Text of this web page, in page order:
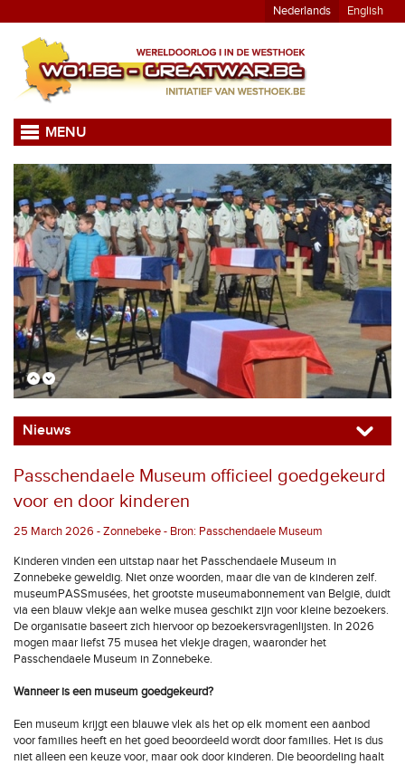
Nederlands English
MENU
Nieuws
Passchendaele Museum officieel goedgekeurd
voor en door kinderen
25 March 2026 - Zonnebeke - Bron: Passchendaele Museum
Kinderen vinden een uitstap naar het Passchendaele Museum in
Zonnebeke geweldig. Niet onze woorden, maar die van de kinderen zelf.
museumPASSmusées, het grootste museumabonnement van België, duidt
via een blauw vlekje aan welke musea geschikt zijn voor kleine bezoekers.
De organisatie baseert zich hiervoor op bezoekersvragenlijsten. In 2026
mogen maar liefst 75 musea het vlekje dragen, waaronder het
Passchendaele Museum in Zonnebeke.
Wanneer is een museum goedgekeurd?
Een museum krijgt een blauwe vlek als het op elk moment een aanbod
voor families heeft en het goed beoordeeld wordt door families. Het is dus
niet alleen een keuze voor, maar ook door kinderen. Die beoordeling haalt